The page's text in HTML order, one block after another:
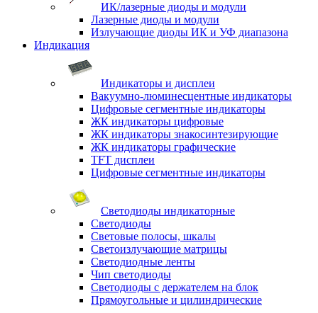
ИК/лазерные диоды и модули
Лазерные диоды и модули
Излучающие диоды ИК и УФ диапазона
Индикация
Индикаторы и дисплеи
Вакуумно-люминесцентные индикаторы
Цифровые сегментные индикаторы
ЖК индикаторы цифровые
ЖК индикаторы знакосинтезирующие
ЖК индикаторы графические
TFT дисплеи
Цифровые сегментные индикаторы
Светодиоды индикаторные
Светодиоды
Световые полосы, шкалы
Светоизлучающие матрицы
Светодиодные ленты
Чип светодиоды
Светодиоды с держателем на блок
Прямоугольные и цилиндрические